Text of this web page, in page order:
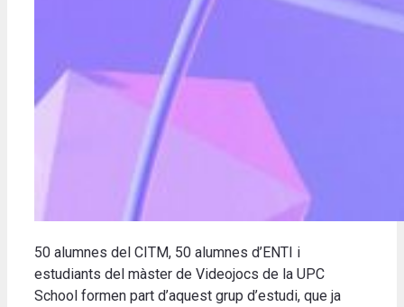
50 alumnes del CITM, 50 alumnes d’ENTI i
estudiants del màster de Videojocs de la UPC
School formen part d’aquest grup d’estudi, que ja